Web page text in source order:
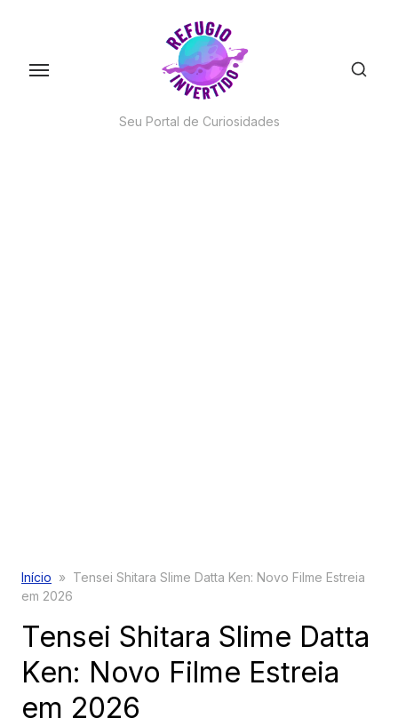
Seu Portal de Curiosidades
Início » Tensei Shitara Slime Datta Ken: Novo Filme Estreia
em 2026
Tensei Shitara Slime Datta
Ken: Novo Filme Estreia
em 2026